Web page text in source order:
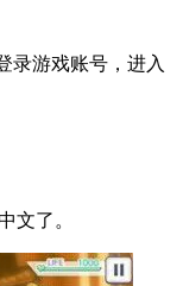
录游戏账号，进入
文了。